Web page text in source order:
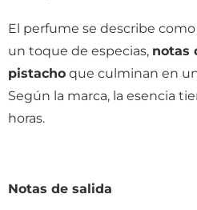
El perfume se describe como
un toque de especias, notas
pistacho que culminan en
Según la marca, la esencia
horas.
Notas de salida